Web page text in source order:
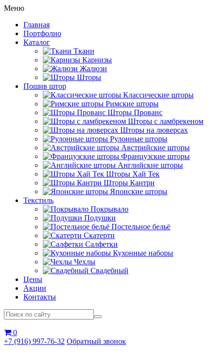
Меню
Главная
Портфолио
Каталог
Ткани
Карнизы
Жалюзи
Шторы
Пошив штор
Классические шторы
Римские шторы
Шторы Прованс
Шторы с ламбрекеном
Шторы на люверсах
Рулонные шторы
Австрийские шторы
Французские шторы
Английские шторы
Шторы Хай Тек
Шторы Кантри
Японские шторы
Текстиль
Покрывало
Подушки
Постельное бельё
Скатерти
Салфетки
Кухонные наборы
Чехлы
Свадебный
Цены
Акции
Контакты
0
+7 (916) 997-76-32 Обратный звонок